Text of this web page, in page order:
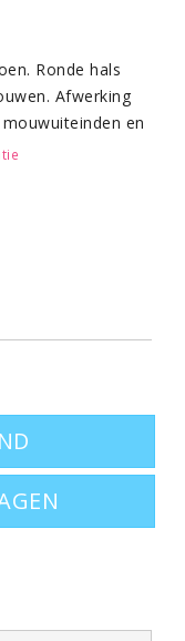
Ronde hals
Afwerking
en
laten bedrukken
XXL - XXXL in het